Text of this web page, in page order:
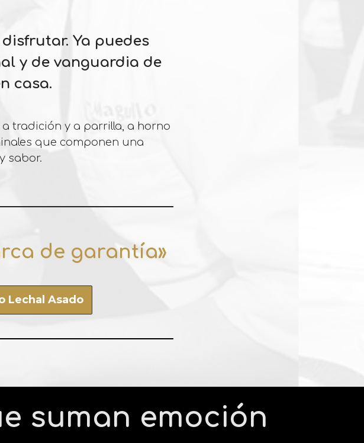
disfrutar. Ya puedes
y de vanguardia de
casa.
tradición y a parrilla, a horno
que componen una
sabor.
de garantía»
Lechal Asado
suman emoción